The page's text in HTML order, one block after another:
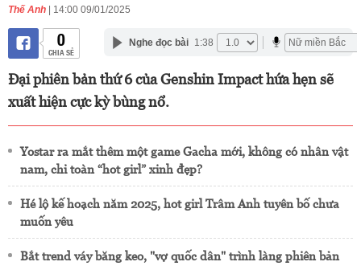
Thế Anh | 14:00 09/01/2025
0
CHIA SẺ
Nghe đọc bài 1:38
Đại phiên bản thứ 6 của Genshin Impact hứa hẹn sẽ
xuất hiện cực kỳ bùng nổ.
Yostar ra mắt thêm một game Gacha mới, không có nhân vật
nam, chỉ toàn “hot girl” xinh đẹp?
Hé lộ kế hoạch năm 2025, hot girl Trâm Anh tuyên bố chưa
muốn yêu
Bắt trend váy băng keo, "vợ quốc dân" trình làng phiên bản